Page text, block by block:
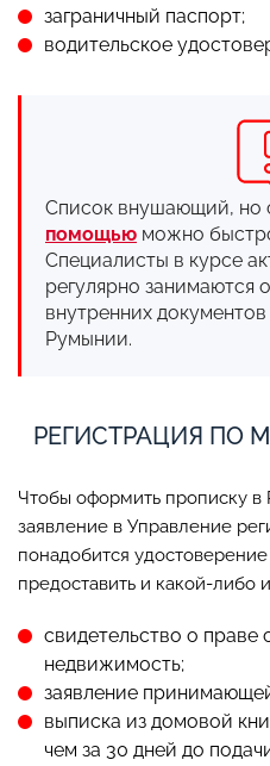
заграничный паспорт;
водительское
Список внушающий, но
помощью можно
Специалисты в курсе
регулярно занимаются
внутренних
Румынии.
РЕГИСТРАЦИЯ ПО
Чтобы оформить прописку
заявление в Управление
понадобится
предоставить и какой-либо
свидетельство о праве
недвижимость;
заявление
выписка из домовой
чем за 30 дней до